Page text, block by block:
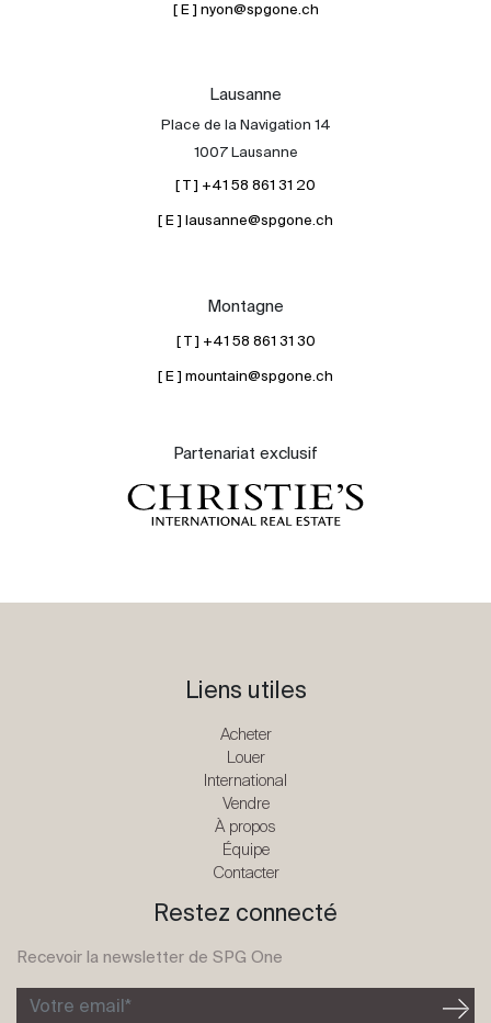
[ E ] nyon@spgone.ch
Lausanne
Place de la Navigation 14
1007 Lausanne
[ T ] +41 58 861 31 20
[ E ] lausanne@spgone.ch
Montagne
[ T ] +41 58 861 31 30
[ E ] mountain@spgone.ch
Partenariat exclusif
Liens utiles
Acheter
Louer
International
Vendre
À propos
Équipe
Contacter
Restez connecté
Recevoir la newsletter de SPG One
Votre email*